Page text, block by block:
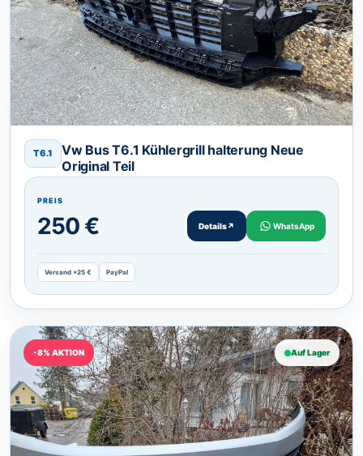
T6.1
Vw Bus T6.1 Kühlergrill halterung Neue
Original Teil
PREIS
250 € Details↗ WhatsApp
Versand +25 € PayPal
-8% AKTION Auf Lager